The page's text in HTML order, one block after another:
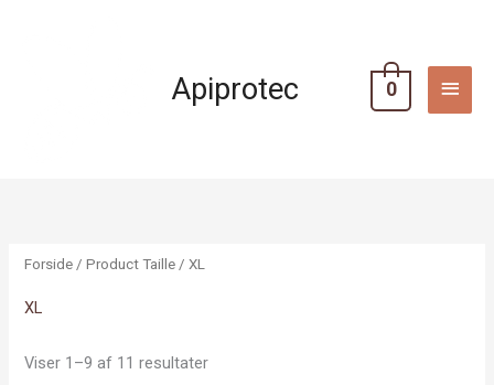
Apiprotec 0
Forside / Product Taille / XL
XL
Viser 1–9 af 11 resultater